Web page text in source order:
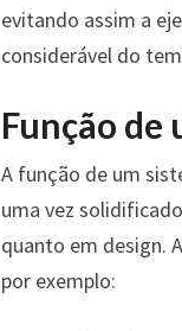
evitando assim a
considerável do
Função de
A função de um
uma vez
quanto em design.
por exemplo: